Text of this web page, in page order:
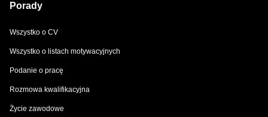
Porady
Wszystko o CV
Wszystko o listach motywacyjnych
Podanie o pracę
Rozmowa kwalifikacyjna
Życie zawodowe